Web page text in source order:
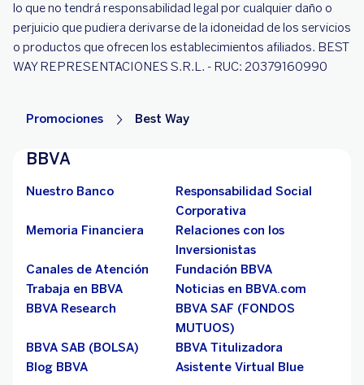
lo que no tendrá responsabilidad legal por cualquier daño o
perjuicio que pudiera derivarse de la idoneidad de los servicios
o productos que ofrecen los establecimientos afiliados. BEST
WAY REPRESENTACIONES S.R.L. - RUC: 20379160990
Promociones Best Way
BBVA
Nuestro Banco
Responsabilidad Social
Corporativa
Memoria Financiera
Relaciones con los
Inversionistas
Canales de Atención
Fundación BBVA
Trabaja en BBVA
Noticias en BBVA.com
BBVA Research
BBVA SAF (FONDOS
MUTUOS)
BBVA SAB (BOLSA)
BBVA Titulizadora
Blog BBVA
Asistente Virtual Blue